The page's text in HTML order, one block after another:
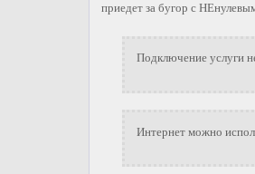
приедет за бугор с
Подключение услуги
Интернет можно